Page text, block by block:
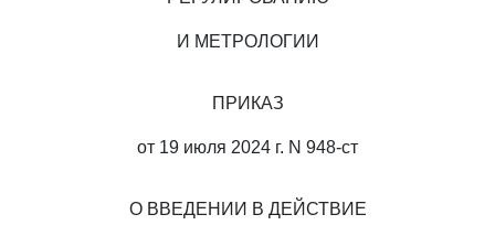
И МЕТРОЛОГИИ
ПРИКАЗ
от 19 июля 2024 г. N 948-ст
О ВВЕДЕНИИ В ДЕЙСТВИЕ